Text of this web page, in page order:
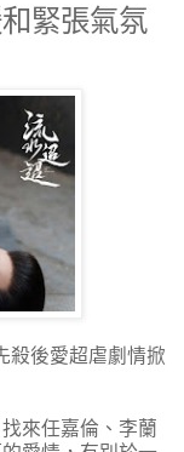
緊張氣氛
殺後愛超虐劇情掀
來任嘉倫、李蘭